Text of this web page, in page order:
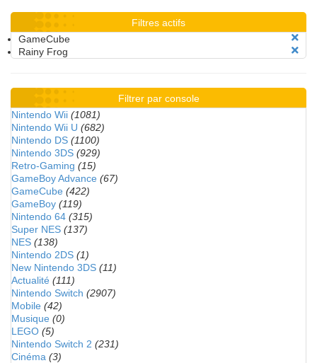
Filtres actifs
GameCube
Rainy Frog
Filtrer par console
Nintendo Wii (1081)
Nintendo Wii U (682)
Nintendo DS (1100)
Nintendo 3DS (929)
Retro-Gaming (15)
GameBoy Advance (67)
GameCube (422)
GameBoy (119)
Nintendo 64 (315)
Super NES (137)
NES (138)
Nintendo 2DS (1)
New Nintendo 3DS (11)
Actualité (111)
Nintendo Switch (2907)
Mobile (42)
Musique (0)
LEGO (5)
Nintendo Switch 2 (231)
Cinéma (3)